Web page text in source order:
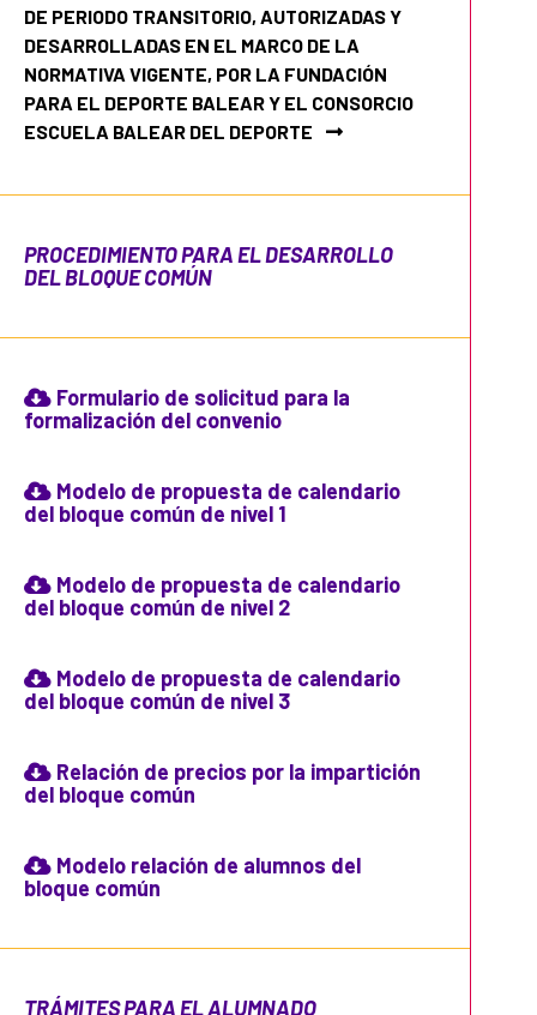
DE PERIODO TRANSITORIO, AUTORIZADAS Y
DESARROLLADAS EN EL MARCO DE LA
NORMATIVA VIGENTE, POR LA FUNDACIÓN
PARA EL DEPORTE BALEAR Y EL CONSORCIO
ESCUELA BALEAR DEL DEPORTE
PROCEDIMIENTO PARA EL DESARROLLO
DEL BLOQUE COMÚN
Formulario de solicitud para la
formalización del convenio
Modelo de propuesta de calendario
del bloque común de nivel 1
Modelo de propuesta de calendario
del bloque común de nivel 2
Modelo de propuesta de calendario
del bloque común de nivel 3
Relación de precios por la impartición
del bloque común
Modelo relación de alumnos del
bloque común
TRÁMITES PARA EL ALUMNADO